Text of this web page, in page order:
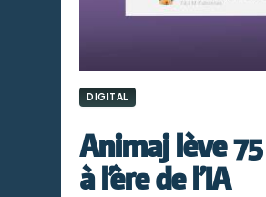
DIGITAL
Animaj lève
à l’ère de l’IA